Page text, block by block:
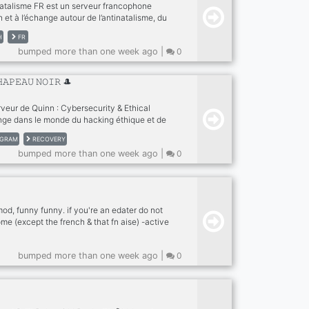
FR est un serveur francophone
à l’échange autour de l’antinatalisme, du
spirituelles, philosophiques et
liées.Discussions francophones autour
gnosticisme et des questions
la vie, souffrance, naissance, spiritualité
Pour esprits curieux et critiques.
FR
bumped more than one week ago | 0
𝙽𝙾𝙸𝚁 🎩
de Quinn : Cybersecurity & Ethical
dans le monde du hacking éthique et de
aux côtés d’une communauté mondiale de
de pentesters et de professionnels de la
sois ici pour apprendre, enseigner ou
— nous sommes là pour t’accompagner. 🔐
: 💻 Des sessions de Capture-The-Flag
laboratoires de hacking 📚 Des parcours de
RECOVERY
bumped more than one week ago | 0
funny funny. if you're an edater do not
(except the french & that fn aise) -active
other active people if snowflake, save
bumped more than one week ago | 0